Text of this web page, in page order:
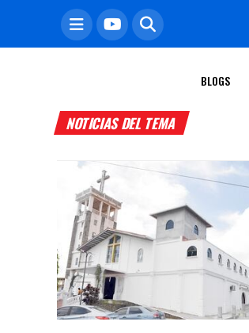
BLOGS
NOTICIAS DEL TEMA